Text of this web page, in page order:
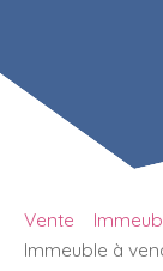
Vente
Immeuble à